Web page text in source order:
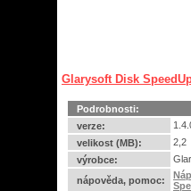
Glarysoft Disk
Podrobnosti:
verze:
velikost (MB):
2,2
výrobce:
nápověda, pomoc: